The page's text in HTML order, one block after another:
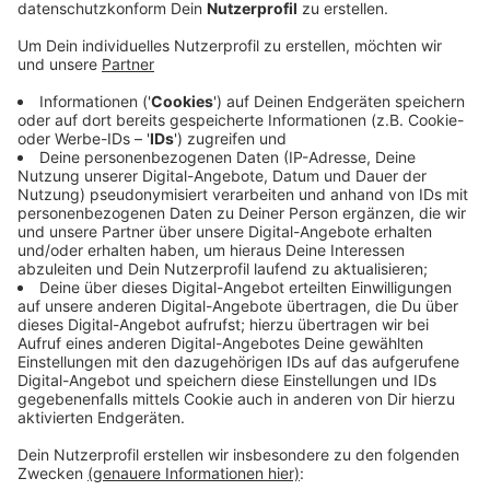
Veröffentlicht:Donnerstag, 13.06.2019 16:34
Anzeige
Das Verfahren hätte eigentlich schon im vergangenen
Jahr enden sollen. Unter anderem hatte aber die
Auswertung von Handy-Daten länger gedauert als
geplant. Die Beweisaufnahme ist noch immer nicht
abgeschlossen. Außerdem stehen noch die Plädoyers
aus. Angeklagt ist unter anderem eine Neusserin. Sie
soll ihren Lebensgefährten auf einem Campingplatz in
Niederkrüchten mit einem Pflasterstein erschlagen
haben.
Anzeige